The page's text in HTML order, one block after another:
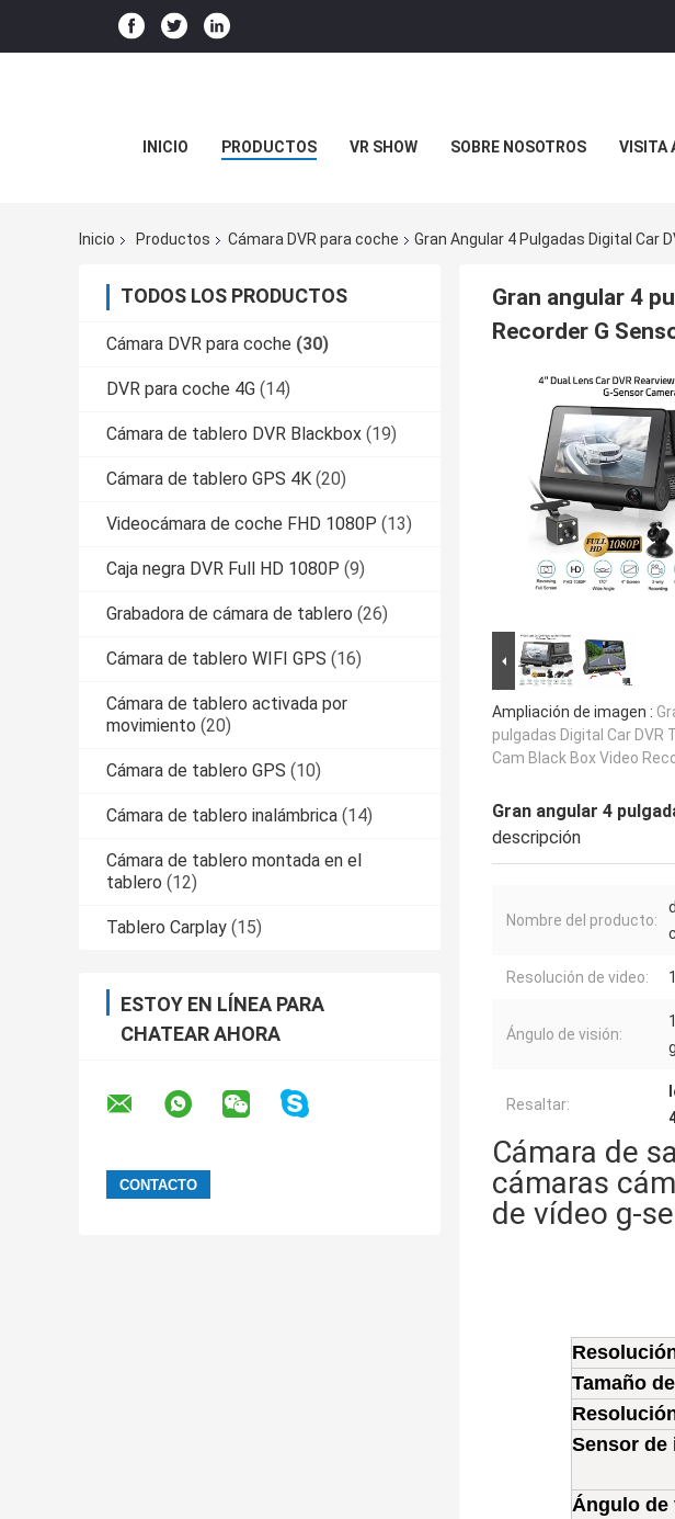
INICIO PRODUCTOS VR SHOW SOBRE NOSOTROS VISITA
Inicio Productos Cámara DVR para coche Gran Angular 4 Pulgadas Digital Car
TODOS LOS PRODUCTOS
Cámara DVR para coche (30)
DVR para coche 4G (14)
Cámara de tablero DVR Blackbox (19)
Cámara de tablero GPS 4K (20)
Videocámara de coche FHD 1080P (13)
Caja negra DVR Full HD 1080P (9)
Grabadora de cámara de tablero (26)
Cámara de tablero WIFI GPS (16)
Cámara de tablero activada por
movimiento (20)
Cámara de tablero GPS (10)
Cámara de tablero inalámbrica (14)
Cámara de tablero montada en el
tablero (12)
Tablero Carplay (15)
ESTOY EN LÍNEA PARA
CHATEAR AHORA
Gran angular 4
Recorder G
Ampliación de imagen :
pulgadas Digital Car DVR
Cam Black Box Video
Gran angular 4
descripción
Nombre del producto:
Resolución de video:
Ángulo de visión:
Resaltar:
Cámara de
cámaras
de vídeo g-
Tamaño
Sensor de
Ángulo de